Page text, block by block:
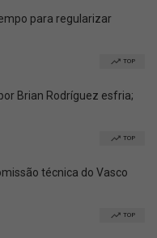
para regularizar
TOP
Brian Rodríguez esfria;
TOP
técnica do Vasco
TOP